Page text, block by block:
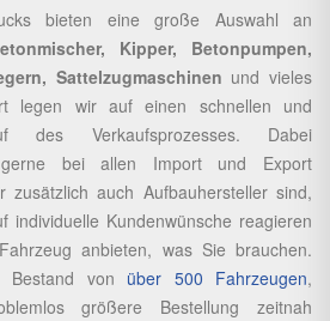
bieten eine große Auswahl an
Kipper, Betonpumpen,
Sattelzugmaschinen und vieles
legen wir auf einen schnellen und
des Verkaufsprozesses. Dabei
bei allen Import und Export
zusätzlich auch Aufbauhersteller sind,
individuelle Kundenwünsche reagieren
anbieten, was Sie brauchen.
Bestand von über 500 Fahrzeugen,
größere Bestellung zeitnah